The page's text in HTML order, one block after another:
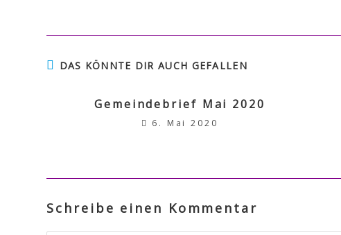
DAS KÖNNTE DIR AUCH GEFALLEN
Gemeindebrief Mai 2020
6. Mai 2020
Schreibe einen Kommentar